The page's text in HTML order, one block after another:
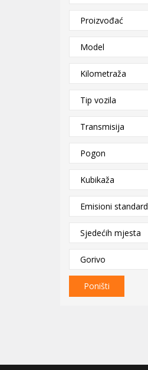
Proizvođać
Model
Kilometraža
Tip vozila
Transmisija
Pogon
Kubikaža
Emisioni standard
Sjedećih mjesta
Gorivo
Poništi